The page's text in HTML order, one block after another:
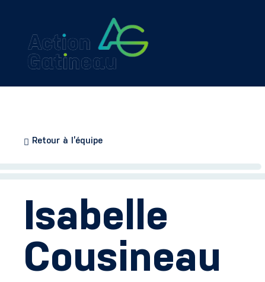
Retour à l’équipe
Isabelle
Cousineau